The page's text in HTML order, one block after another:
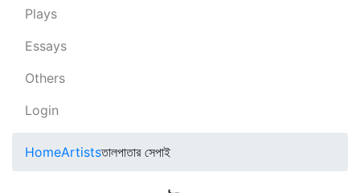
Plays
Essays
Others
Login
HomeArtistsতালপাতার সেপাই